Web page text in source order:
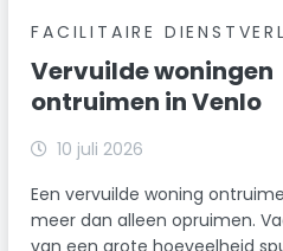
FACILITAIRE
Vervuilde woningen
ontruimen in Venlo
10 juli 2026
Een vervuilde woning
meer dan alleen opruimen.